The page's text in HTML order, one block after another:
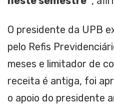
O presidente da UPB
pelo Refis
meses e limitador de
receita é antiga, foi
o apoio do presidente